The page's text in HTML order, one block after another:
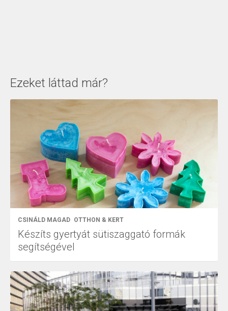
Ezeket láttad már?
CSINÁLD MAGAD OTTHON & KERT
Készíts gyertyát sütiszaggató formák
segítségével